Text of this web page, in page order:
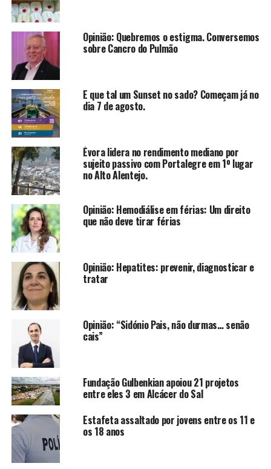
Opinião: Quebremos o estigma. Conversemos
sobre Cancro do Pulmão
E que tal um Sunset no sado? Começam já no
dia 7 de agosto.
Évora lidera no rendimento mediano por
sujeito passivo com Portalegre em 1º lugar
no Alto Alentejo.
Opinião: Hemodiálise em férias: Um direito
que não deve tirar férias
Opinião: Hepatites: prevenir, diagnosticar e
tratar
Opinião: “Sidónio Pais, não durmas… senão
cais”
Fundação Gulbenkian apoiou 21 projetos
entre eles 3 em Alcácer do Sal
Estafeta assaltado por jovens entre os 11 e
os 18 anos